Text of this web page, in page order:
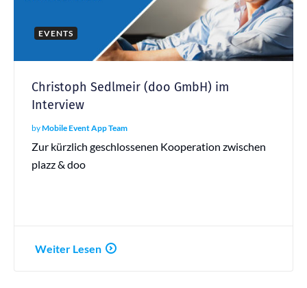
EVENTS
Christoph Sedlmeir (doo GmbH) im
Interview
byMobile Event App Team
Zur kürzlich geschlossenen Kooperation zwischen
plazz & doo
Weiter Lesen